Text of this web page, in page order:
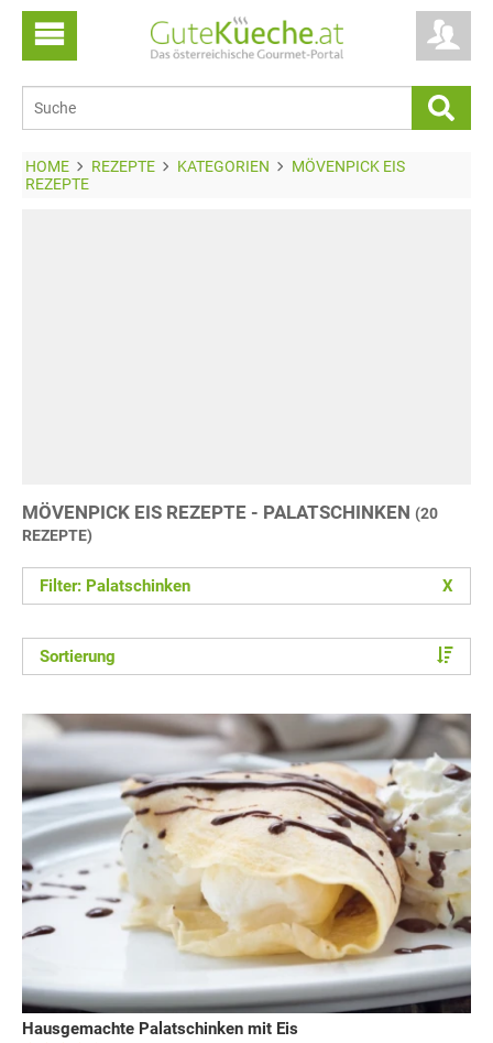
HOME REZEPTE KATEGORIEN
MÖVENPICK EIS
REZEPTE
MÖVENPICK EIS REZEPTE - PALATSCHINKEN (20
REZEPTE)
Filter: Palatschinken X
Sortierung
Hausgemachte Palatschinken mit Eis